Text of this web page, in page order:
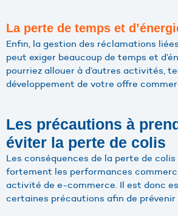
La perte de temps et
Enfin, la gestion des réclamations
peut exiger beaucoup de temps et
pourriez allouer à d’autres activités,
développement de votre offre
Les précautions à
éviter la perte de colis
Les conséquences de la perte de
fortement les performances
activité de e-commerce. Il est donc
certaines précautions afin de